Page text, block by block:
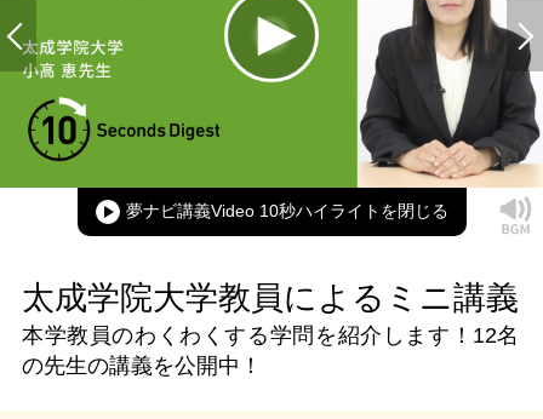
Time
Picture-
in-
Picture
夢ナビ講義Video 10秒ハイライト
太成学院大学教員によるミニ講義
本学教員のわくわくする学問を紹介します！ 12名
の先生の講義を公開中！